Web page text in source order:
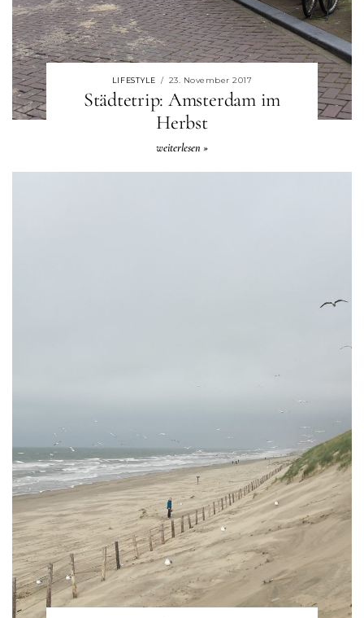
LIFESTYLE / 23. November 2017
Städtetrip: Amsterdam im
Herbst
weiterlesen »